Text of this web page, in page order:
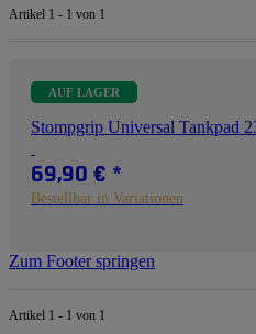
Artikel 1 - 1 von 1
AUF LAGER
Stompgrip Universal Tankpad
69,90 € *
Bestellbar in Variationen
Zum Footer springen
Artikel 1 - 1 von 1